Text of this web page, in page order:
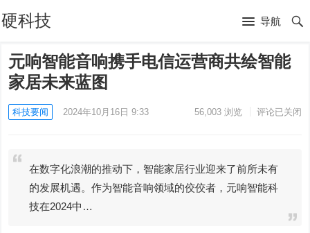
硬科技 导航
元响智能音响携手电信运营商共绘智能
家居未来蓝图
科技要闻 2024年10月16日 9:33 56,003浏览 评论已关闭
在数字化浪潮的推动下，智能家居行业迎来了前所未有
的发展机遇。作为智能音响领域的佼佼者，元响智能科
技在2024中…